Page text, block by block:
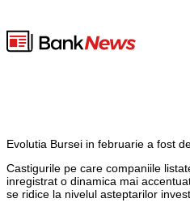
Evolutia Bursei in februarie a fost
Castigurile pe care companiile
inregistrat o dinamica mai
se ridice la nivelul asteptarilor